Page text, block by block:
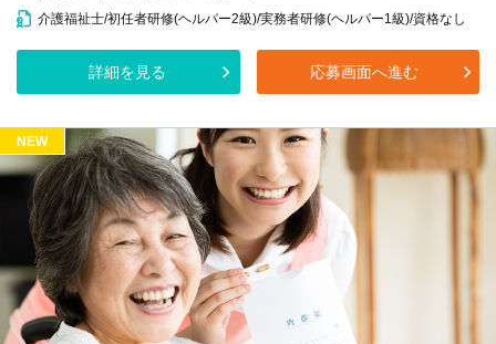
介護福祉士/初任者研修(ヘルパー2級)/実務者研修(ヘルパー1級)/資格なし
詳細を見る 応募画面へ進む
NEW